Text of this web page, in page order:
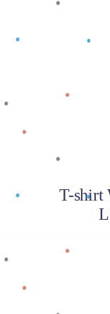
T-shirt